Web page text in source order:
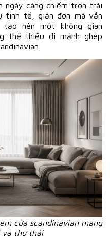
ngày càng chiếm trọn trái
tinh tế, giản đơn mà vẫn
nên một không gian
thể thiếu đi mảnh ghép
cửa scandinavian mang
và thư thái